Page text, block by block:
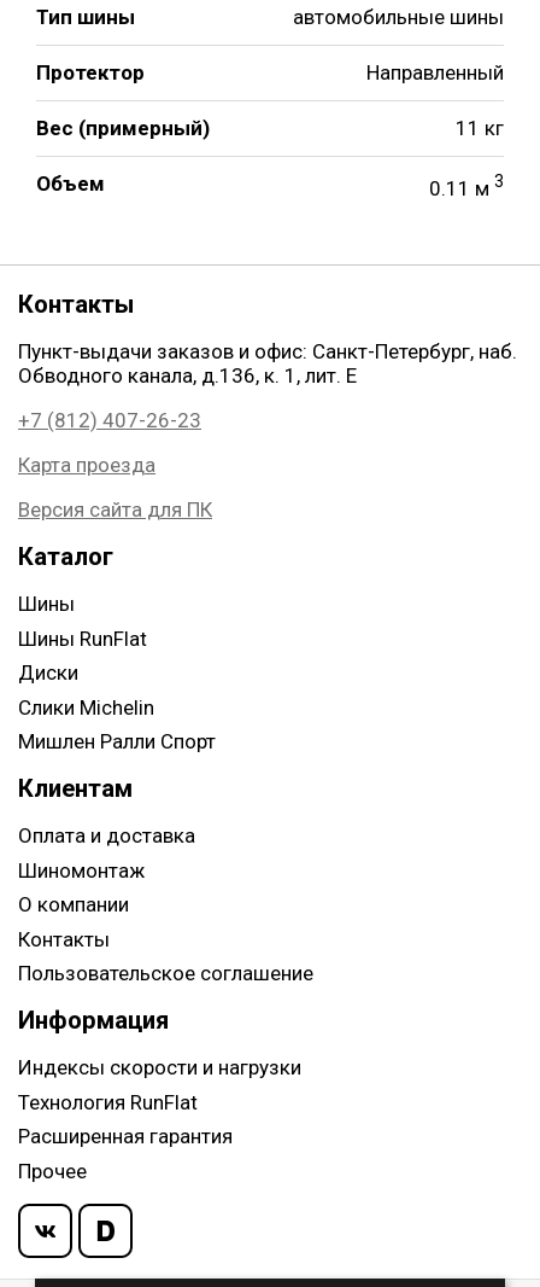
Тип шины автомобильные шины
Протектор Направленный
Вес (примерный) 11 кг
Объем 0.11 м 3
Контакты
Пункт-выдачи заказов и офис: Санкт-Петербург, наб.
Обводного канала, д.136, к. 1, лит. Е
+7 (812) 407-26-23
Карта проезда
Версия сайта для ПК
Каталог
Шины
Шины RunFlat
Диски
Слики Michelin
Мишлен Ралли Спорт
Клиентам
Оплата и доставка
Шиномонтаж
О компании
Контакты
Пользовательское соглашение
Информация
Индексы скорости и нагрузки
Технология RunFlat
Расширенная гарантия
Прочее